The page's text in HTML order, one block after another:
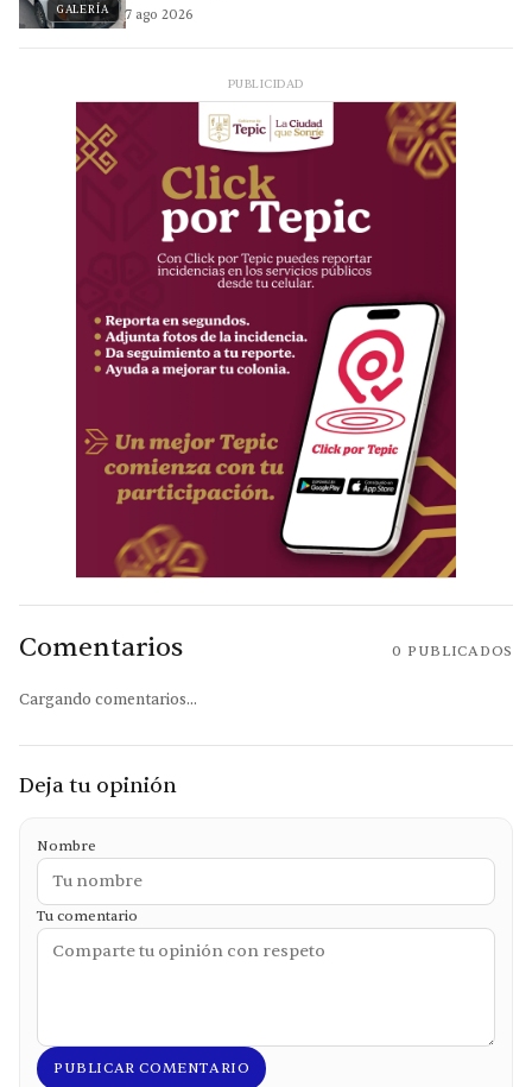
GALERÍA 7 ago 2026
PUBLICIDAD
Comentarios 0 PUBLICADOS
Cargando comentarios...
Deja tu opinión
Nombre
Tu comentario
PUBLICAR COMENTARIO